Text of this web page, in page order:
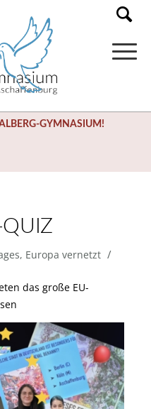
GYMNASIUM!
QUIZ
, Europa vernetzt /
das große EU-